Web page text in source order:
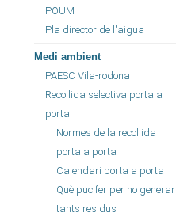
POUM
Pla director de l'aigua
Medi ambient
PAESC Vila-rodona
Recollida selectiva porta a
porta
Normes de la recollida
porta a porta
Calendari porta a porta
Què puc fer per no generar
tants residus